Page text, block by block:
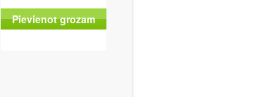
Pievienot grozam